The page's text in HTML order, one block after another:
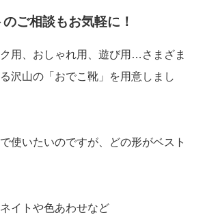
ご相談もお気軽に！
用、おしゃれ用、遊び用…さまざま
沢山の「おでこ靴」を用意しまし
使いたいのですが、どの形がベスト
イトや色あわせなど